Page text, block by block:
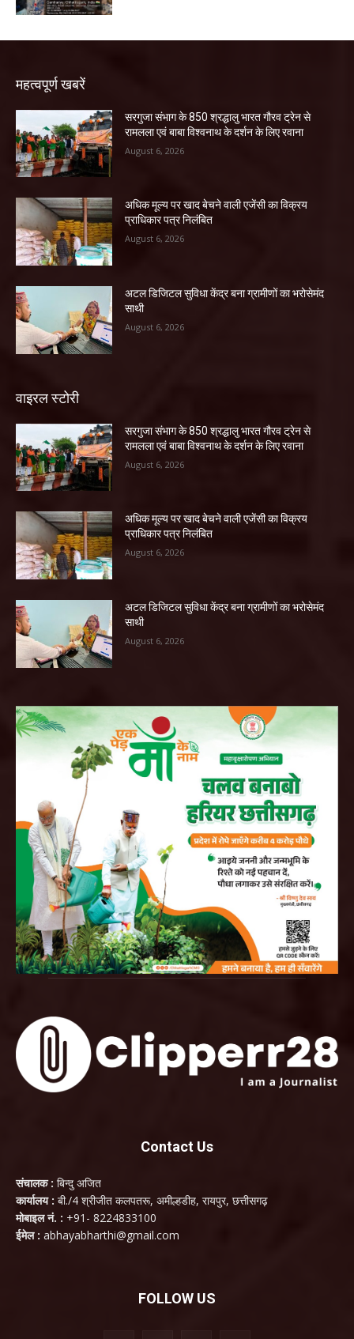
महत्वपूर्ण खबरें
सरगुजा संभाग के 850 श्रद्धालु भारत गौरव ट्रेन से
रामलला एवं बाबा विश्वनाथ के दर्शन के लिए रवाना
August 6, 2026
अधिक मूल्य पर खाद बेचने वाली एजेंसी का विक्रय
प्राधिकार पत्र निलंबित
August 6, 2026
अटल डिजिटल सुविधा केंद्र बना ग्रामीणों का भरोसेमंद
साथी
August 6, 2026
वाइरल स्टोरी
सरगुजा संभाग के 850 श्रद्धालु भारत गौरव ट्रेन से
रामलला एवं बाबा विश्वनाथ के दर्शन के लिए रवाना
August 6, 2026
अधिक मूल्य पर खाद बेचने वाली एजेंसी का विक्रय
प्राधिकार पत्र निलंबित
August 6, 2026
अटल डिजिटल सुविधा केंद्र बना ग्रामीणों का भरोसेमंद
साथी
August 6, 2026
Contact Us
संचालक : बिन्दु अजित
कार्यालय : बी./4 श्रीजीत कलपतरू, अमील्हडीह, रायपुर, छत्तीसगढ़
मोबाइल नं. : +91- 8224833100
ईमेल : abhayabharthi@gmail.com
FOLLOW US